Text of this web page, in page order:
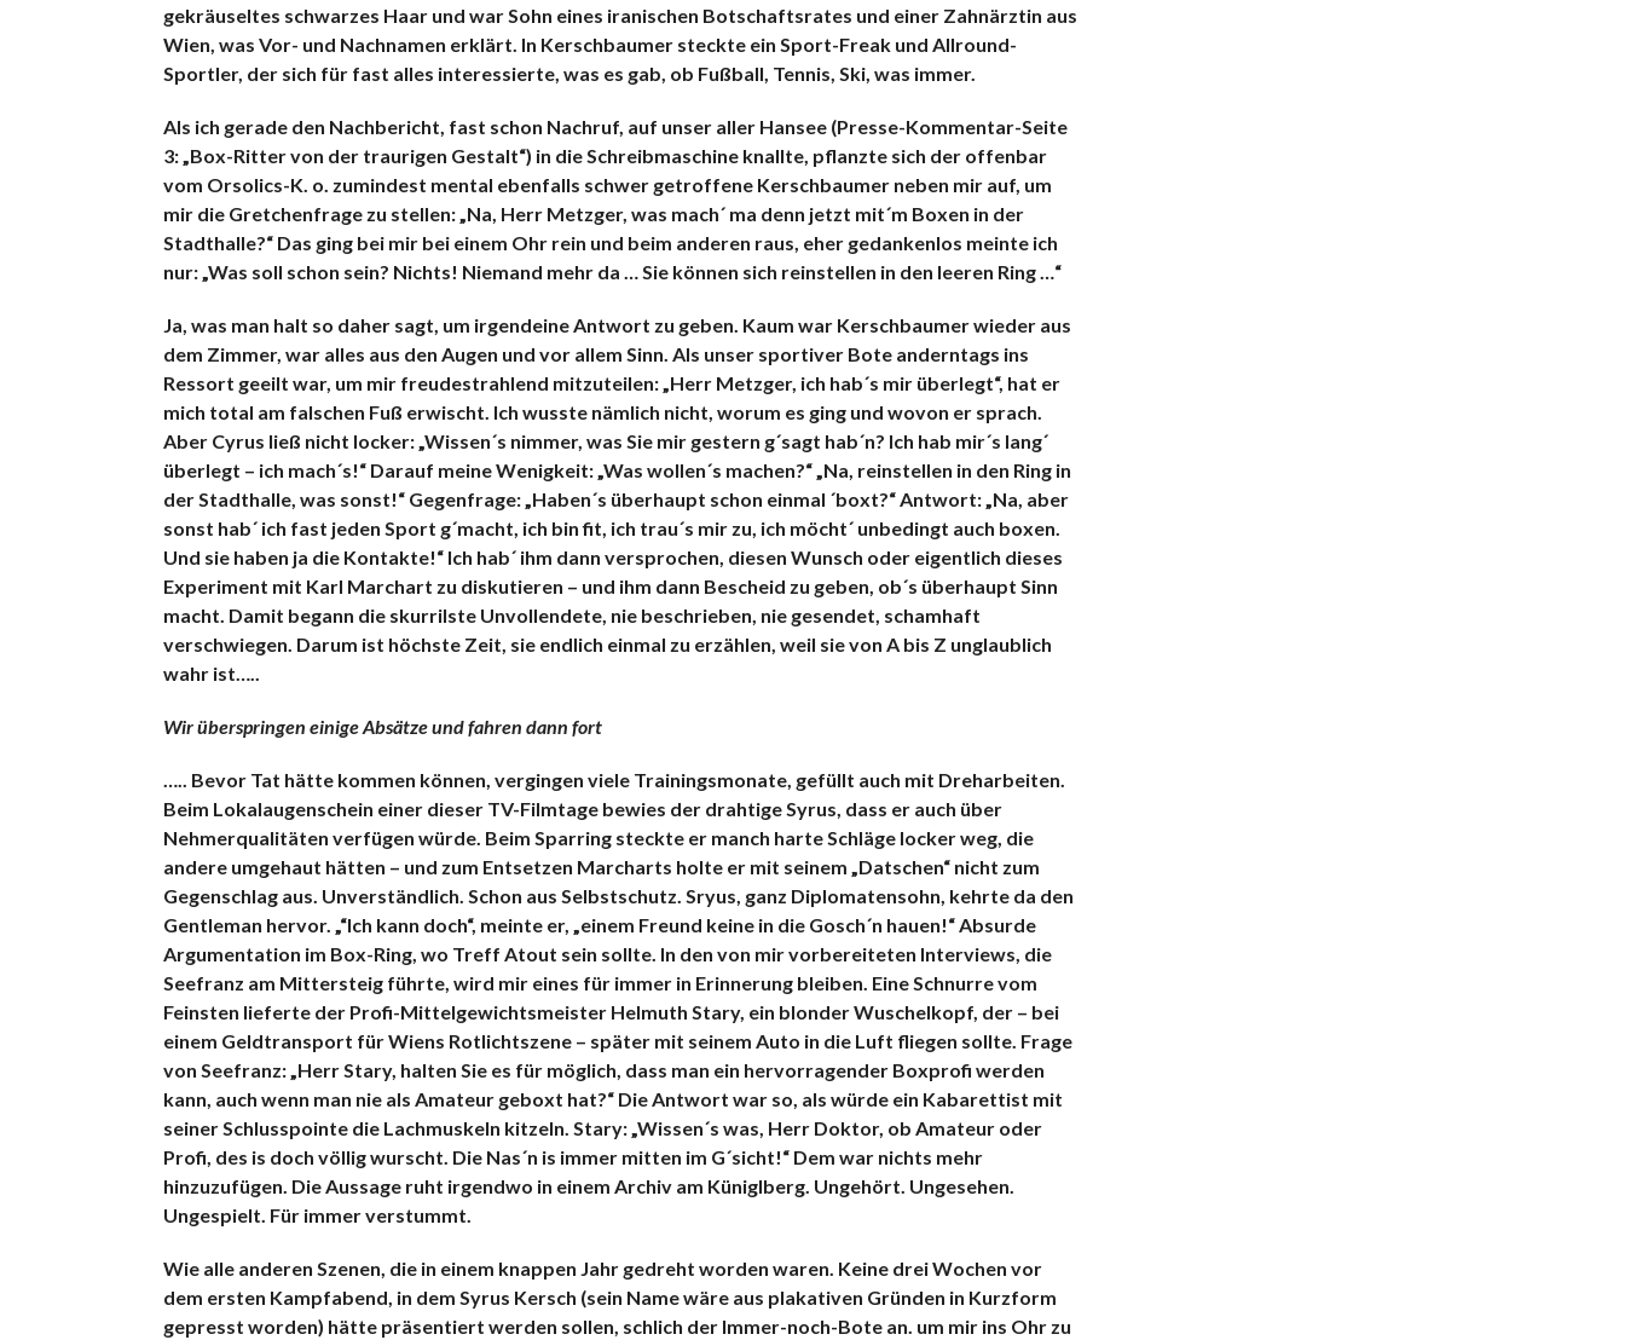
gekräuseltes schwarzes Haar und war Sohn eines iranischen Botschaftsrates und einer Zahnärztin aus
Wien, was Vor- und Nachnamen erklärt. In Kerschbaumer steckte ein Sport-Freak und Allround-
Sportler, der sich für fast alles interessierte, was es gab, ob Fußball, Tennis, Ski, was immer.
Als ich gerade den Nachbericht, fast schon Nachruf, auf unser aller Hansee (Presse-Kommentar-Seite
3: „Box-Ritter von der traurigen Gestalt“) in die Schreibmaschine knallte, pflanzte sich der offenbar
vom Orsolics-K. o. zumindest mental ebenfalls schwer getroffene Kerschbaumer neben mir auf, um
mir die Gretchenfrage zu stellen: „Na, Herr Metzger, was mach´ ma denn jetzt mit´m Boxen in der
Stadthalle?“ Das ging bei mir bei einem Ohr rein und beim anderen raus, eher gedankenlos meinte ich
nur: „Was soll schon sein? Nichts! Niemand mehr da … Sie können sich reinstellen in den leeren Ring …“
Ja, was man halt so daher sagt, um irgendeine Antwort zu geben. Kaum war Kerschbaumer wieder aus
dem Zimmer, war alles aus den Augen und vor allem Sinn. Als unser sportiver Bote anderntags ins
Ressort geeilt war, um mir freudestrahlend mitzuteilen: „Herr Metzger, ich hab´s mir überlegt“, hat er
mich total am falschen Fuß erwischt. Ich wusste nämlich nicht, worum es ging und wovon er sprach.
Aber Cyrus ließ nicht locker: „Wissen´s nimmer, was Sie mir gestern g´sagt hab´n? Ich hab mir´s lang´
überlegt – ich mach´s!“ Darauf meine Wenigkeit: „Was wollen´s machen?“ „Na, reinstellen in den Ring in
der Stadthalle, was sonst!“ Gegenfrage: „Haben´s überhaupt schon einmal ´boxt?“ Antwort: „Na, aber
sonst hab´ ich fast jeden Sport g´macht, ich bin fit, ich trau´s mir zu, ich möcht´ unbedingt auch boxen.
Und sie haben ja die Kontakte!“ Ich hab´ ihm dann versprochen, diesen Wunsch oder eigentlich dieses
Experiment mit Karl Marchart zu diskutieren – und ihm dann Bescheid zu geben, ob´s überhaupt Sinn
macht. Damit begann die skurrilste Unvollendete, nie beschrieben, nie gesendet, schamhaft
verschwiegen. Darum ist höchste Zeit, sie endlich einmal zu erzählen, weil sie von A bis Z unglaublich
wahr ist…..
Wir überspringen einige Absätze und fahren dann fort
….. Bevor Tat hätte kommen können, vergingen viele Trainingsmonate, gefüllt auch mit Dreharbeiten.
Beim Lokalaugenschein einer dieser TV-Filmtage bewies der drahtige Syrus, dass er auch über
Nehmerqualitäten verfügen würde. Beim Sparring steckte er manch harte Schläge locker weg, die
andere umgehaut hätten – und zum Entsetzen Marcharts holte er mit seinem „Datschen“ nicht zum
Gegenschlag aus. Unverständlich. Schon aus Selbstschutz. Sryus, ganz Diplomatensohn, kehrte da den
Gentleman hervor. „“Ich kann doch“, meinte er, „einem Freund keine in die Gosch´n hauen!“ Absurde
Argumentation im Box-Ring, wo Treff Atout sein sollte. In den von mir vorbereiteten Interviews, die
Seefranz am Mittersteig führte, wird mir eines für immer in Erinnerung bleiben. Eine Schnurre vom
Feinsten lieferte der Profi-Mittelgewichtsmeister Helmuth Stary, ein blonder Wuschelkopf, der – bei
einem Geldtransport für Wiens Rotlichtszene – später mit seinem Auto in die Luft fliegen sollte. Frage
von Seefranz: „Herr Stary, halten Sie es für möglich, dass man ein hervorragender Boxprofi werden
kann, auch wenn man nie als Amateur geboxt hat?“ Die Antwort war so, als würde ein Kabarettist mit
seiner Schlusspointe die Lachmuskeln kitzeln. Stary: „Wissen´s was, Herr Doktor, ob Amateur oder
Profi, des is doch völlig wurscht. Die Nas´n is immer mitten im G´sicht!“ Dem war nichts mehr
hinzuzufügen. Die Aussage ruht irgendwo in einem Archiv am Küniglberg. Ungehört. Ungesehen.
Ungespielt. Für immer verstummt.
Wie alle anderen Szenen, die in einem knappen Jahr gedreht worden waren. Keine drei Wochen vor
dem ersten Kampfabend, in dem Syrus Kersch (sein Name wäre aus plakativen Gründen in Kurzform
gepresst worden) hätte präsentiert werden sollen, schlich der Immer-noch-Bote an. um mir ins Ohr zu